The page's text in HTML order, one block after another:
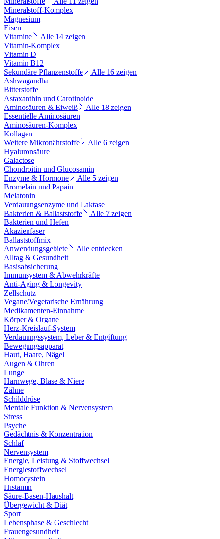
Mineralstoff-Komplex
Magnesium
Eisen
Vitamine
Alle 14 zeigen
Vitamin-Komplex
Vitamin D
Vitamin B12
Sekundäre Pflanzenstoffe
Alle 16 zeigen
Ashwagandha
Bitterstoffe
Astaxanthin und Carotinoide
Aminosäuren & Eiweiß
Alle 18 zeigen
Essentielle Aminosäuren
Aminosäuren-Komplex
Kollagen
Weitere Mikronährstoffe
Alle 6 zeigen
Hyaluronsäure
Galactose
Chondroitin und Glucosamin
Enzyme & Hormone
Alle 5 zeigen
Bromelain und Papain
Melatonin
Verdauungsenzyme und Laktase
Bakterien & Ballaststoffe
Alle 7 zeigen
Bakterien und Hefen
Akazienfaser
Ballaststoffmix
Anwendungsgebiete
Alle entdecken
Alltag & Gesundheit
Basisabsicherung
Immunsystem & Abwehrkräfte
Anti-Aging & Longevity
Zellschutz
Vegane/Vegetarische Ernährung
Medikamenten-Einnahme
Körper & Organe
Herz-Kreislauf-System
Verdauungssystem, Leber & Entgiftung
Bewegungsapparat
Haut, Haare, Nägel
Augen & Ohren
Lunge
Harnwege, Blase & Niere
Zähne
Schilddrüse
Mentale Funktion & Nervensystem
Stress
Psyche
Gedächtnis & Konzentration
Schlaf
Nervensystem
Energie, Leistung & Stoffwechsel
Energiestoffwechsel
Homocystein
Histamin
Säure-Basen-Haushalt
Übergewicht & Diät
Sport
Lebensphase & Geschlecht
Frauengesundheit